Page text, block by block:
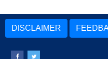
DISCLAIMER